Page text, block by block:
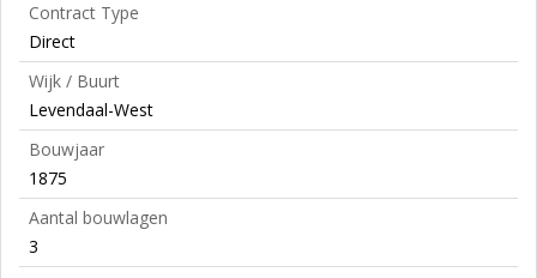
Contract Type
Direct
Wijk / Buurt
Levendaal-West
Bouwjaar
1875
Aantal bouwlagen
3